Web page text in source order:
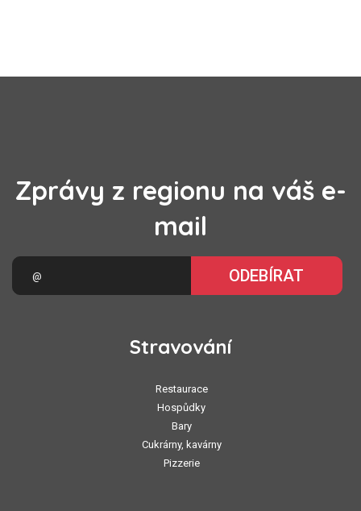
Zprávy z regionu na váš e-
mail
ODEBÍRAT
Stravování
Restaurace
Hospůdky
Bary
Cukrárny, kavárny
Pizzerie